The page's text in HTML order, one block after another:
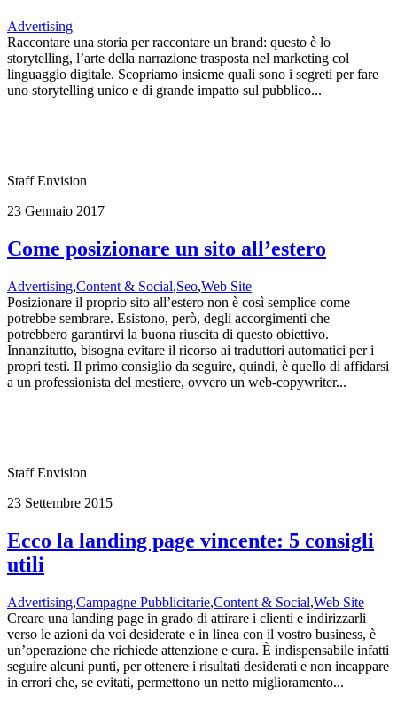
Advertising
Raccontare una storia per raccontare un brand: questo è lo
storytelling, l’arte della narrazione trasposta nel marketing col
linguaggio digitale. Scopriamo insieme quali sono i segreti per fare
uno storytelling unico e di grande impatto sul pubblico...
Staff Envision
23 Gennaio 2017
Come posizionare un sito all’estero
Advertising,Content & Social,Seo,Web Site
Posizionare il proprio sito all’estero non è così semplice come
potrebbe sembrare. Esistono, però, degli accorgimenti che
potrebbero garantirvi la buona riuscita di questo obiettivo.
Innanzitutto, bisogna evitare il ricorso ai traduttori automatici per i
propri testi. Il primo consiglio da seguire, quindi, è quello di affidarsi
a un professionista del mestiere, ovvero un web-copywriter...
Staff Envision
23 Settembre 2015
Ecco la landing page vincente: 5 consigli
utili
Advertising,Campagne Pubblicitarie,Content & Social,Web Site
Creare una landing page in grado di attirare i clienti e indirizzarli
verso le azioni da voi desiderate e in linea con il vostro business, è
un’operazione che richiede attenzione e cura. È indispensabile infatti
seguire alcuni punti, per ottenere i risultati desiderati e non incappare
in errori che, se evitati, permettono un netto miglioramento...